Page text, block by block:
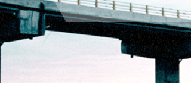
查看更多+
查看更多+